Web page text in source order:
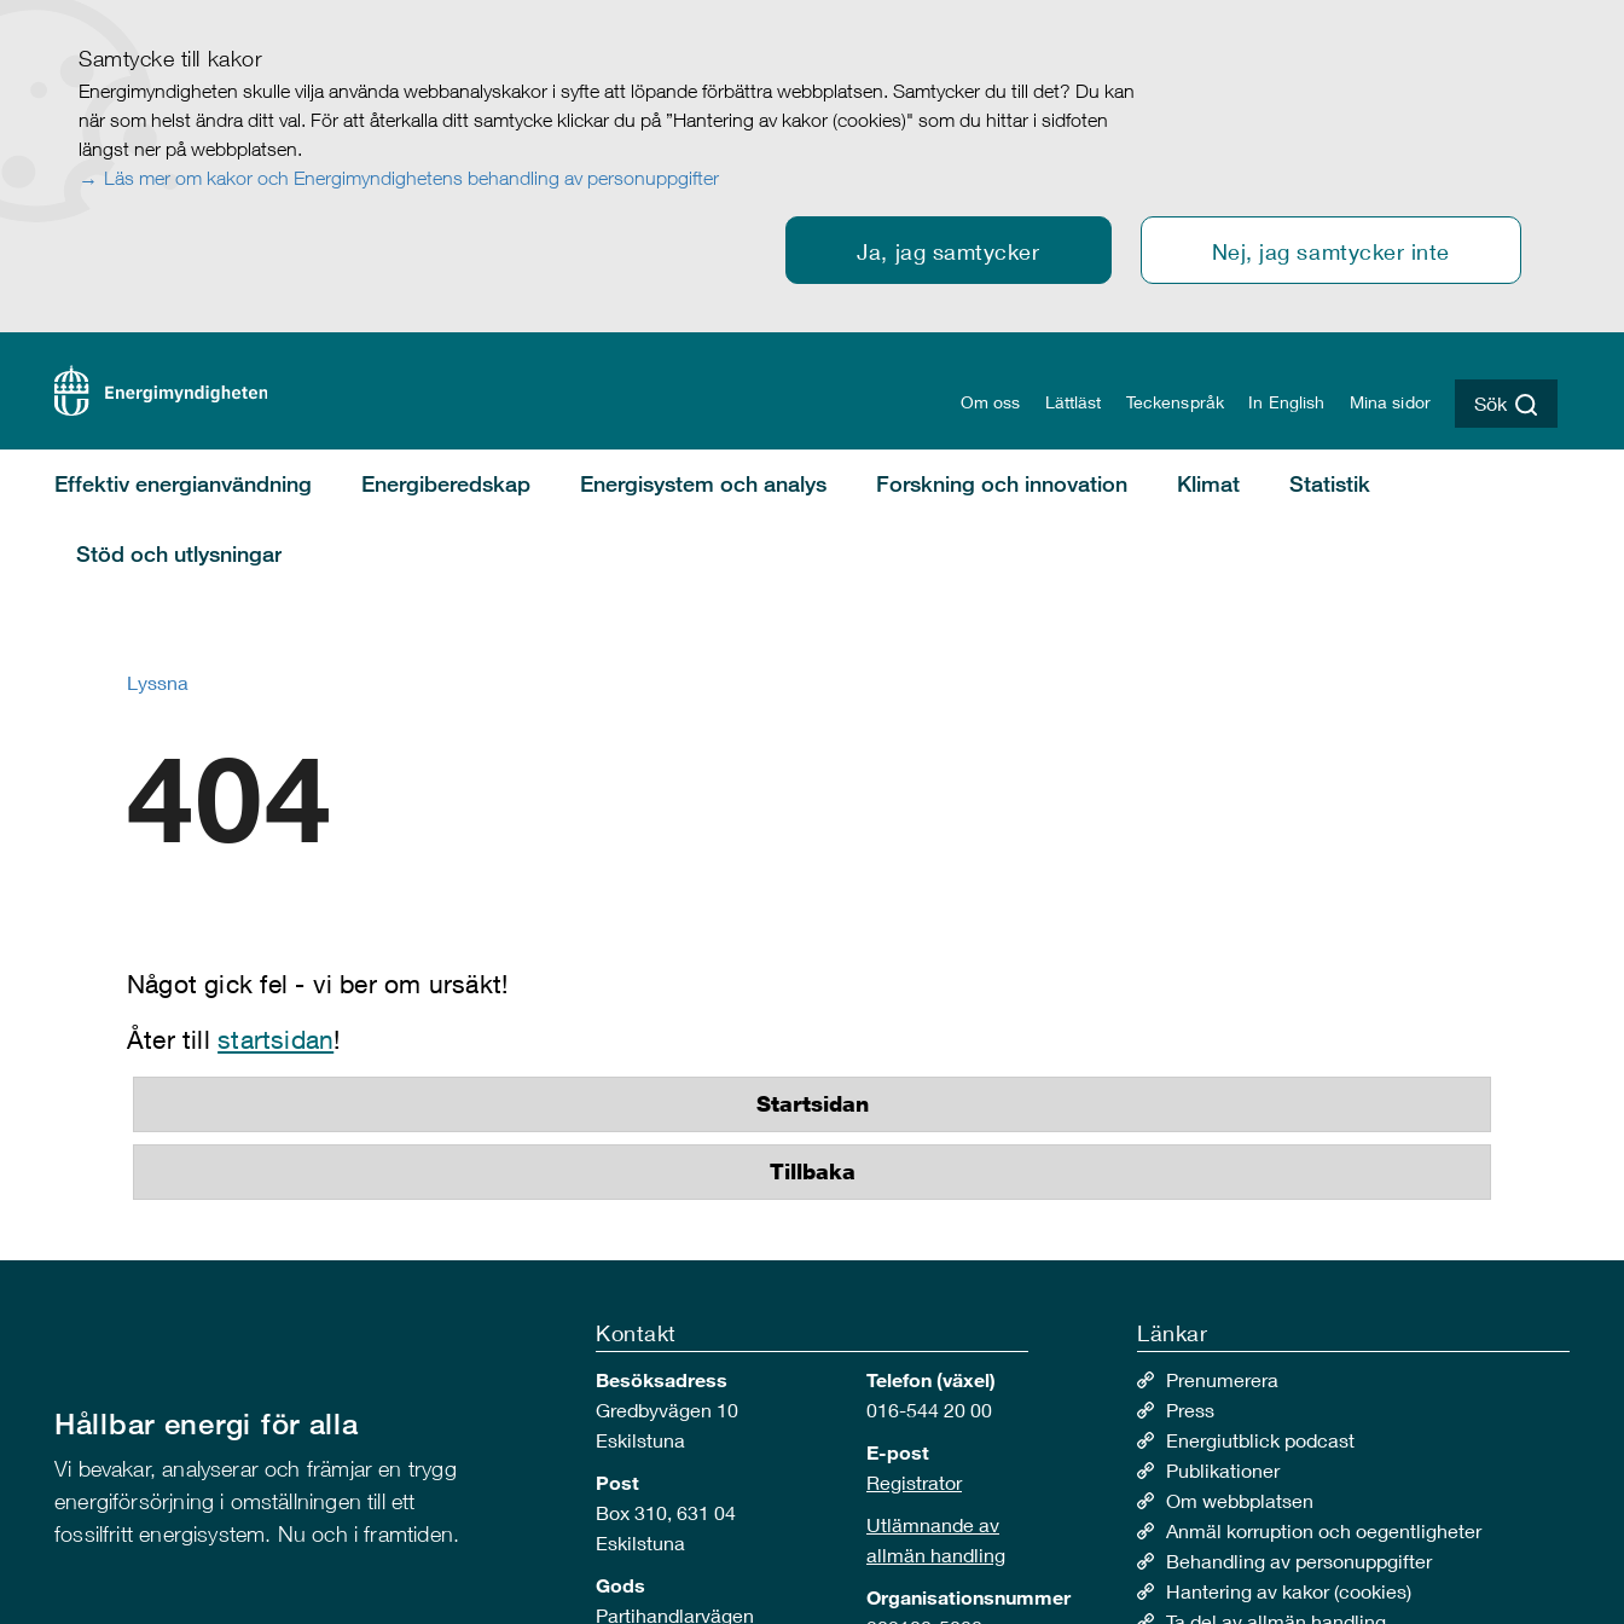
Samtycke till kakor
Energimyndigheten skulle vilja använda webbanalyskakor i syfte att löpande förbättra webbplatsen. Samtycker du till det? Du kan
när som helst ändra ditt val. För att återkalla ditt samtycke klickar du på ”Hantering av kakor (cookies)" som du hittar i sidfoten
längst ner på webbplatsen.
Läs mer om kakor och Energimyndighetens behandling av personuppgifter
Ja, jag samtycker Nej, jag samtycker inte
Om oss Lättläst Teckenspråk In English Mina sidor Sök
Effektiv energianvändning Energiberedskap Energisystem och analys Forskning och innovation Klimat Statistik
Stöd och utlysningar
Lyssna
404
Något gick fel - vi ber om ursäkt!
Åter tillstartsidan!
Startsidan
Tillbaka
Hållbar energi för alla
Vi bevakar, analyserar och främjar en trygg
energiförsörjning i omställningen till ett
fossilfritt energisystem. Nu och i framtiden.
Kontakt
Besöksadress
Gredbyvägen 10
Eskilstuna
Post
Box 310, 631 04
Eskilstuna
Gods
Partihandlarvägen
Telefon (växel)
016-544 20 00
E-post
Registrator
Utlämnande av
allmän handling
Organisationsnummer
Länkar
Prenumerera
Press
Energiutblick podcast
Publikationer
Om webbplatsen
Anmäl korruption och oegentligheter
Behandling av personuppgifter
Hantering av kakor (cookies)